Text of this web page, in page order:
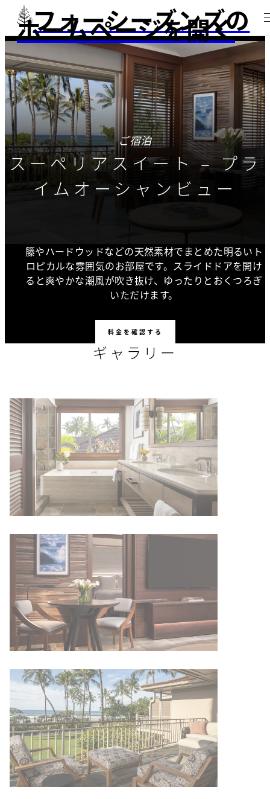
フォーシーズンズの
ホームページを開く
ご宿泊
スーペリアスイート – プラ
イムオーシャンビュー
籐やハードウッドなどの天然素材でまとめた明るいト
ロピカルな雰囲気のお部屋です。スライドドアを開け
ると爽やかな潮風が吹き抜け、ゆったりとおくつろぎ
いただけます。
料金を確認する
ギャラリー